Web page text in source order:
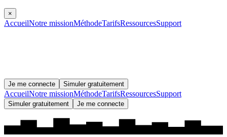
×
AccueilNotre missionMéthodeTarifsRessourcesSupport
Je me connecte Simuler gratuitement
AccueilNotre missionMéthodeTarifsRessourcesSupport
Simuler gratuitement Je me connecte